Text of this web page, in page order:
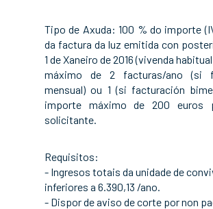
Tipo de Axuda: 100 % do importe
da factura da luz emitida con
1 de Xaneiro de 2016 (vivenda
máximo de 2 facturas/ano (si
mensual) ou 1 (si facturación
importe máximo de 200 euros
solicitante.
Requisitos:
- Ingresos totais da unidade de
inferiores a 6.390,13 /ano.
- Dispor de aviso de corte por non